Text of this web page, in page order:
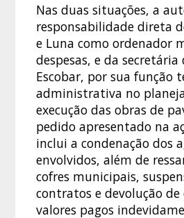
Nas duas situações, a
responsabilidade direta
e Luna como ordenador
despesas, e da
Escobar, por sua função
administrativa no
execução das obras de
pedido apresentado na
inclui a condenação dos
envolvidos, além de
cofres municipais,
contratos e devolução
valores pagos